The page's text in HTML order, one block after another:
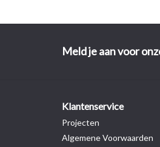
Meld je aan voor
Klantenservice
Projecten
Algemene Voorwaarden